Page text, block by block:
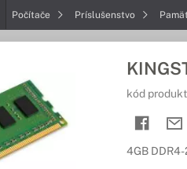
Počítače Príslušenstvo
kód
4GB